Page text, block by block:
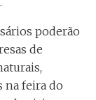
poderão
de
na feira do